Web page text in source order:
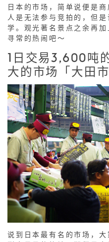
日本的市场，简单说便是
人是无法参与竞拍的，但
学。观光著名景点之余再
寻常的热闹吧～
1日交易3,600吨
大的市场「大田市
说到日本最有名的市场，